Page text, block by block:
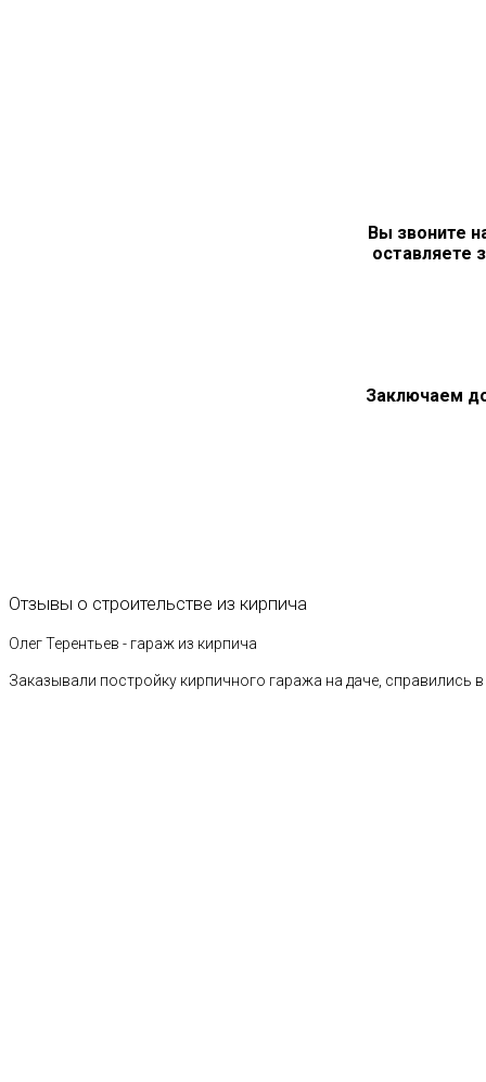
Вы звоните
оставляете
Заключаем
Отзывы о строительстве из кирпича
Олег Терентьев - гараж из кирпича
Заказывали постройку кирпичного гаража на даче, справились